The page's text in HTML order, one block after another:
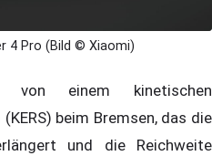
4 Pro (Bild © Xiaomi)
von einem kinetischen
beim Bremsen, das die
und die Reichweite